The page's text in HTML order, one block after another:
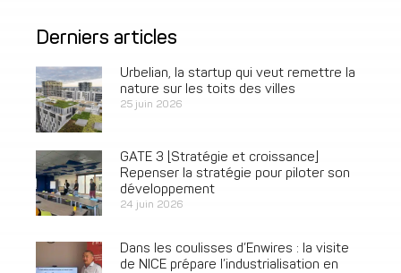
Derniers articles
Urbelian, la startup qui veut remettre la
nature sur les toits des villes
25 juin 2026
GATE 3 [Stratégie et croissance]
Repenser la stratégie pour piloter son
développement
24 juin 2026
Dans les coulisses d’Enwires : la visite
de NICE prépare l’industrialisation en